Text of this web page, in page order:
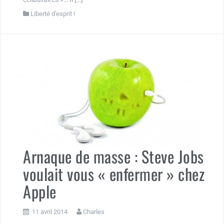
Liberté d'esprit !
Arnaque de masse : Steve Jobs
voulait vous « enfermer » chez
Apple
11 avril 2014 Charles